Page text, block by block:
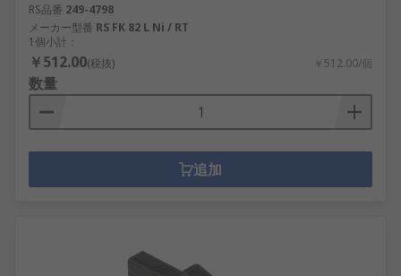
RS品番 249-4798
メーカー型番 RS FK 82 L Ni / RT
1個小計：
￥512.00(税抜) ￥512.00/個
数量
追加